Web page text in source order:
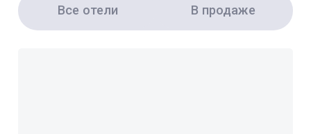
Все отели В продаже